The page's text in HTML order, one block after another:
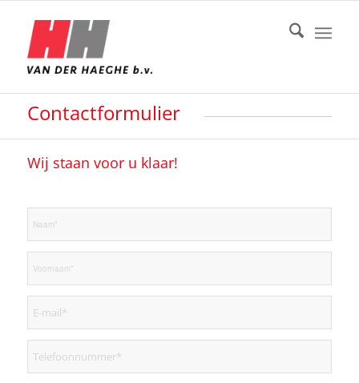
Contactformulier
Wij staan voor u klaar!